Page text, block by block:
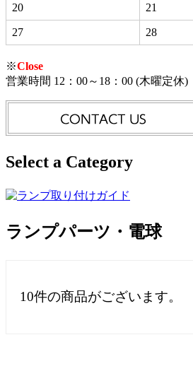
20 21
27 28
※Close
営業時間 12：00～18：00 (木曜定休)
Select a Category
ランプパーツ・電球
10件の商品がございます。